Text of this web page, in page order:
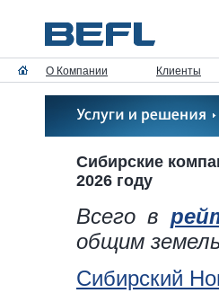
О Компании Клиенты
Сибирские
2026 году
Всего в
общим
Сибирский